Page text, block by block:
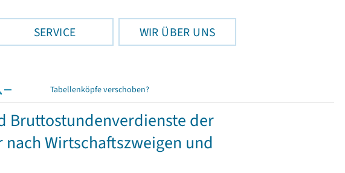
SERVICE WIR ÜBER UNS
Tabellenköpfe verschoben?
Bruttostundenverdienste der
Wirtschaftszweigen und